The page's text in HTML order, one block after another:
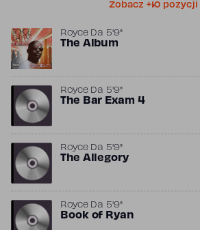
Zobacz +10 pozycji
Royce Da 5'9"
The Album
Royce Da 5'9"
The Bar Exam 4
Royce Da 5'9"
The Allegory
Royce Da 5'9"
Book of Ryan